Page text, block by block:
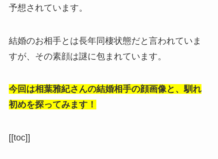
予想されています。
結婚のお相手とは長年同棲状態だと言われていま
すが、その素顔は謎に包まれています。
今回は相葉雅紀さんの結婚相手の顔画像と、馴れ
初めを探ってみます！
[[toc]]